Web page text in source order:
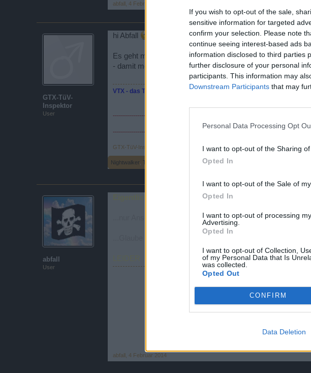
If you wish to opt-out of the sale,
sensitive information for targeted
confirm your selection. Please note
continue seeing interest-based ads
information disclosed to third parties
further disclosure of your personal
participants. This information may
Downstream Participants that may
Personal Data Processing Opt
I want to opt-out of the Sharing
Opted In
I want to opt-out of the Sale of
Opted In
I want to opt-out of processing
Advertising.
Opted In
I want to opt-out of Collection,
of my Personal Data that Is
was collected.
Opted Out
CONFIRM
Data Deletion
abfall 4 Februar 2014
GTX-TüV-
Inspektor
User
hi Abfall Danke für Deine meinung
Es geht mir nicht um das Ereignis - das ist beim Support
- damit meine ich explizit WIR und nicht Er und Sie und Du
VTX - das Tribunal
------------------------- Gehasst, verdammt, vergöttert
---------------------- Euer Neid bekräftigt uns in dem was wir tun!!
GTX-TüV-Inspektor
Nightwalker Tomatina gefällt dies.
abfall
User
Eigentlich schon, aber die letzten 6 Monate...
...nur Anschuldigungen, Vorwürfe, Belehrungen...
abfall 4 Februar 2014